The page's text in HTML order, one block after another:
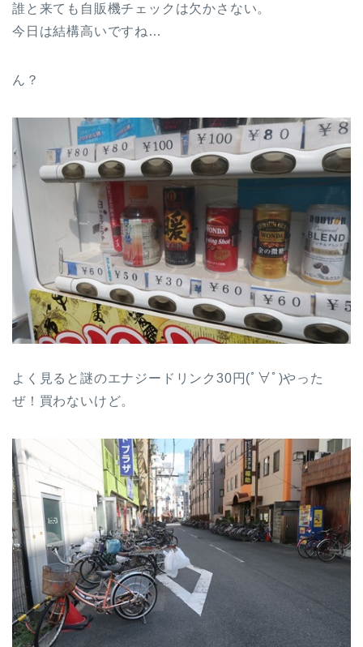
誰と来ても自販機チェックは欠かさない。
今日は結構高いですね…
ん？
よく見ると謎のエナジードリンク30円(ﾟ∀ﾟ)やった
ぜ！買わないけど。